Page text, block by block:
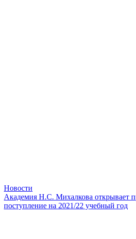
Новости
Академия Н.С. Михалкова открывает
поступление на 2021/22 учебный год